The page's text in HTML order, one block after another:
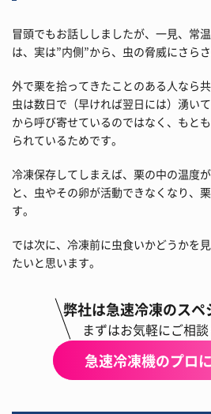
冒頭でもお話ししましたが、一見、常
は、実は”内側”から、虫の脅威にさらさ
外で栗を拾ってきたことのある人なら
虫は数日で（早ければ翌日には）湧い
から呼び寄せているのではなく、もと
られているためです。
冷凍保存してしまえば、栗の中の温度
と、虫やその卵が活動できなくなり、
す。
では次に、冷凍前に虫食いかどうかを
たいと思います。
弊社は急速冷凍のスペ
まずはお気軽にご相談
急速冷凍機のプロ